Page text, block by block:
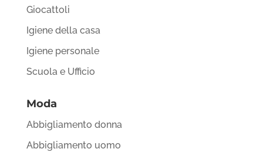
Giocattoli
Igiene della casa
Igiene personale
Scuola e Ufficio
Moda
Abbigliamento donna
Abbigliamento uomo